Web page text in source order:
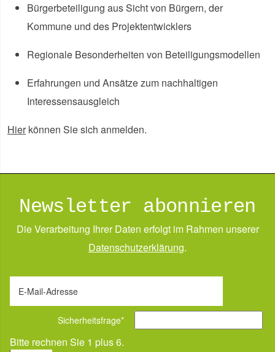
Bürgerbeteiligung aus Sicht von Bürgern, der
Kommune und des Projektentwicklers
Regionale Besonderheiten von Beteiligungsmodellen
Erfahrungen und Ansätze zum nachhaltigen
Interessensausgleich
Hier können Sie sich anmelden.
Newsletter abonnieren
Die Verarbeitung Ihrer Daten erfolgt im Rahmen unserer
Daten­schutz­erklärung.
E-Mail-Adresse
Sicherheitsfrage*
Bitte rechnen Sie 1 plus 6.